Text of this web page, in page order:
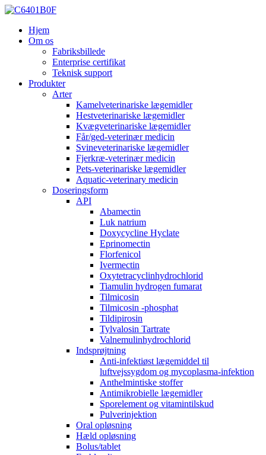
Hjem
Om os
Fabriksbillede
Enterprise certifikat
Teknisk support
Produkter
Arter
Kamelveterinariske lægemidler
Hestveterinariske lægemidler
Kvægveterinariske lægemidler
Får/ged-veterinær medicin
Svineveterinariske lægemidler
Fjerkræ-veterinær medicin
Pets-veterinariske lægemidler
Aquatic-veterinary medicin
Doseringsform
API
Abamectin
Luk natrium
Doxycycline Hyclate
Eprinomectin
Florfenicol
Ivermectin
Oxytetracyclinhydrochlorid
Tiamulin hydrogen fumarat
Tilmicosin
Tilmicosin -phosphat
Tildipirosin
Tylvalosin Tartrate
Valnemulinhydrochlorid
Indsprøjtning
Anti-infektiøst lægemiddel til
luftvejssygdom og mycoplasma-infektion
Anthelmintiske stoffer
Antimikrobielle lægemidler
Sporelement og vitamintilskud
Pulverinjektion
Oral opløsning
Hæld opløsning
Bolus/tablet